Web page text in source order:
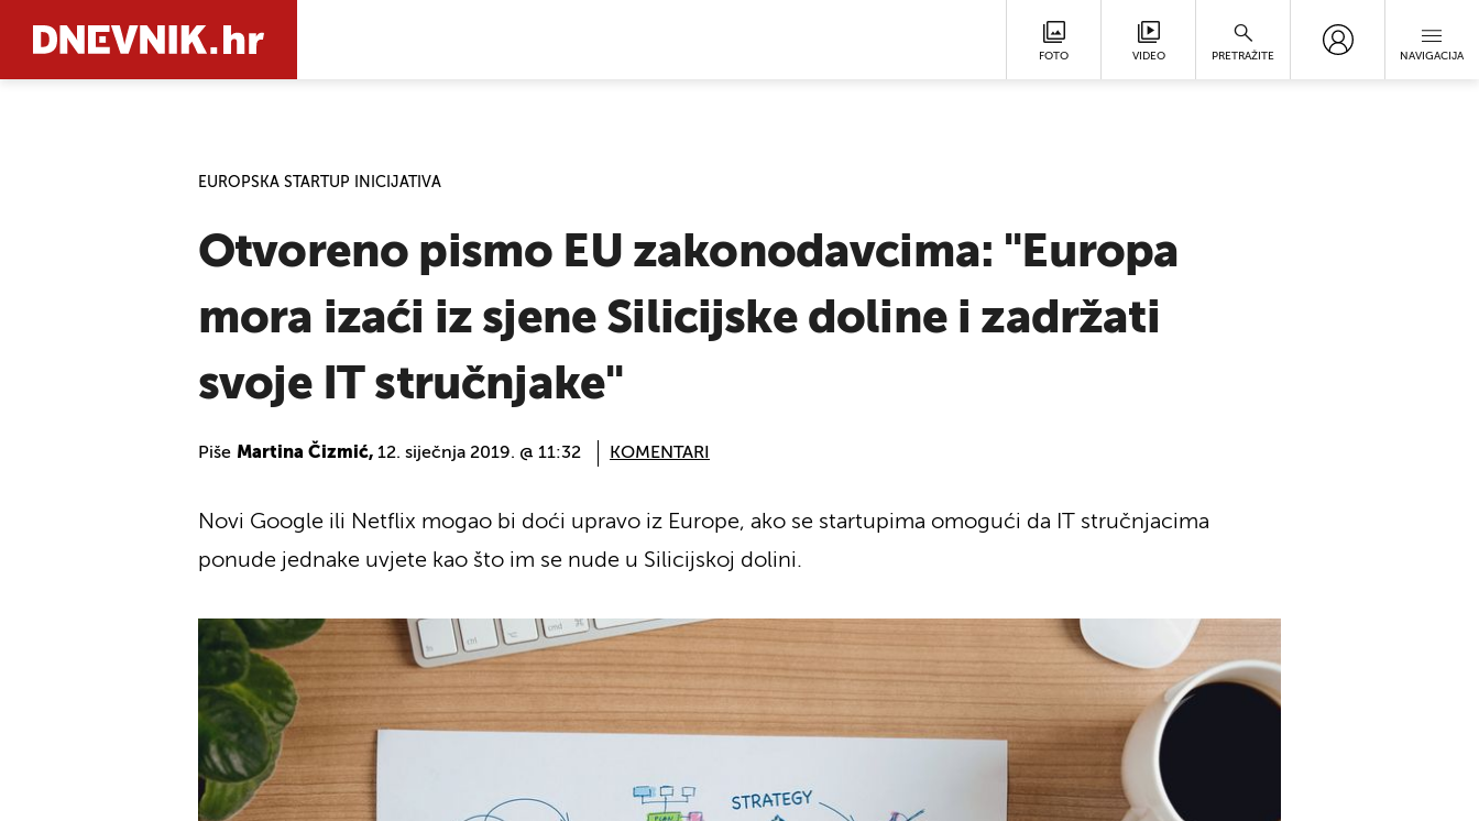
FOTO VIDEO PRETRAŽITE NAVIGACIJA
EUROPSKA STARTUP INICIJATIVA
Otvoreno pismo EU zakonodavcima: "Europa
mora izaći iz sjene Silicijske doline i zadržati
svoje IT stručnjake"
Piše Martina Čizmić, 12. siječnja 2019. @ 11:32 KOMENTARI
Novi Google ili Netflix mogao bi doći upravo iz Europe, ako se startupima omogući da IT stručnjacima
ponude jednake uvjete kao što im se nude u Silicijskoj dolini.